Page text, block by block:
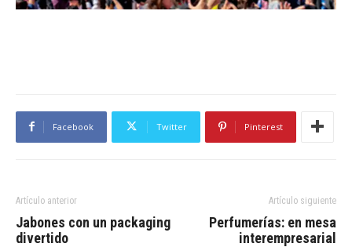
Facebook Twitter Pinterest
Artículo anterior
Jabones con un packaging
divertido
Artículo siguiente
Perfumerías: en mesa
interempresarial